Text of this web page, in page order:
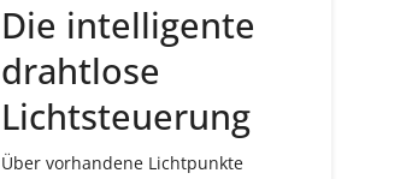
Die intelligente
drahtlose
Lichtsteuerung
Über vorhandene Lichtpunkte